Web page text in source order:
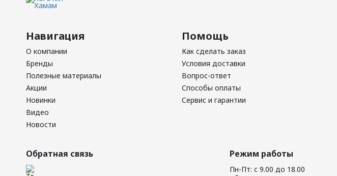
Навигация
О компании
Бренды
Полезные материалы
Акции
Новинки
Видео
Новости
Помощь
Как сделать заказ
Условия доставки
Вопрос-ответ
Способы оплаты
Сервис и гарантии
Обратная связь Режим работы
Пн-Пт: с 9.00 до 18.00